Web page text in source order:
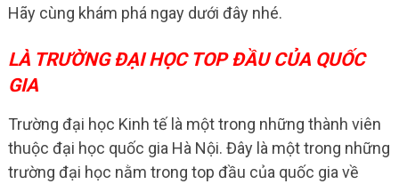
Hãy cùng khám phá ngay dưới đây nhé.
LÀ TRƯỜNG ĐẠI HỌC TOP ĐẦU CỦA QUỐC
GIA
Trường đại học Kinh tế là một trong những thành viên
thuộc đại học quốc gia Hà Nội. Đây là một trong những
trường đại học nằm trong top đầu của quốc gia về